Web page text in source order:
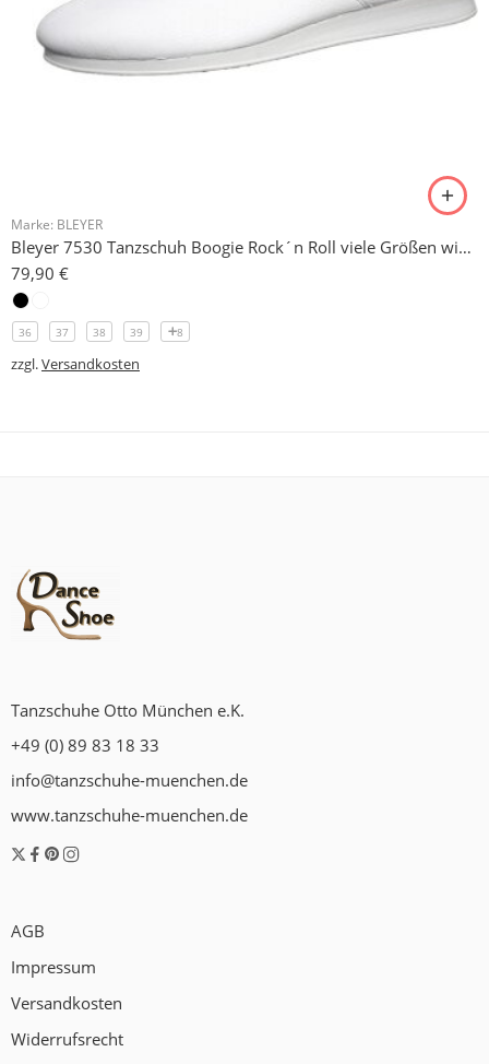
Marke: BLEYER
Bleyer 7530 Tanzschuh Boogie Rock´n Roll viele Größen wieder eingetroffen!
79,90 €
36 37 38 39 8
zzgl.Versandkosten
Tanzschuhe Otto München e.K.
+49 (0) 89 83 18 33
info@tanzschuhe-muenchen.de
www.tanzschuhe-muenchen.de
AGB
Impressum
Versandkosten
Widerrufsrecht